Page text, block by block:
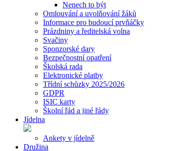
Nenech to být
Omlouvání a uvolňování žáků
Informace pro budoucí prvňáčky
Prázdniny a ředitelská volna
Svačiny
Sponzorské dary
Bezpečnostní opatření
Školská rada
Elektronické platby
Třídní schůzky 2025/2026
GDPR
ISIC karty
Školní řád a jiné řády
Jídelna
Ankety v jídelně
Družina